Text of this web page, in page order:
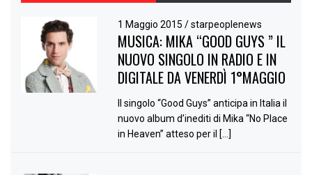
1 Maggio 2015/ starpeoplenews
MUSICA: MIKA “GOOD GUYS ” IL
NUOVO SINGOLO IN RADIO E IN
DIGITALE DA VENERDÌ 1°MAGGIO
Il singolo “Good Guys” anticipa in Italia il
nuovo album d’inediti di Mika “No Place
in Heaven” atteso per il […]